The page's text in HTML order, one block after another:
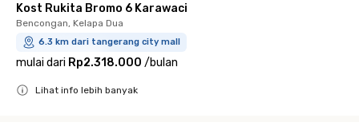
Kost Rukita Bromo 6 Karawaci
Bencongan, Kelapa Dua
6.3 km dari tangerang city mall
mulai dari Rp2.318.000 /bulan
Lihat info lebih banyak